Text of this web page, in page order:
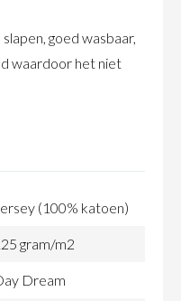
goed wasbaar,
waardoor het niet
(100% katoen)
gram/m2
Dream